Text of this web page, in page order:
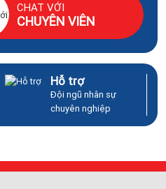
CHAT VỚI
CHUYÊN VIÊN
Hỗ trợ
Đội ngũ nhân sự
chuyên nghiệp